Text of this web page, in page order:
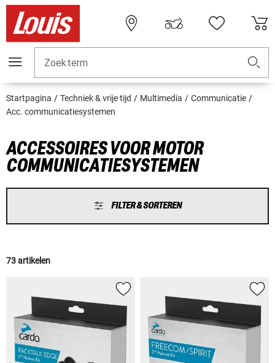
Zoekterm
Startpagina Techniek & vrije tijd Multimedia
Communicatie
Acc. communicatiesystemen
ACCESSOIRES VOOR MOTOR
COMMUNICATIESYSTEMEN
FILTER & SORTEREN
73 artikelen